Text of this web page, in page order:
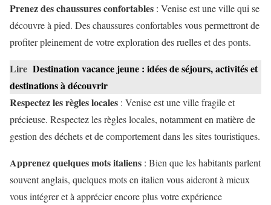
Prenez des chaussures confortables : Venise est une ville qui se
découvre à pied. Des chaussures confortables vous permettront de
profiter pleinement de votre exploration des ruelles et des ponts.
Lire Destination vacance jeune : idées de séjours, activités et
destinations à découvrir
Respectez les règles locales : Venise est une ville fragile et
précieuse. Respectez les règles locales, notamment en matière de
gestion des déchets et de comportement dans les sites touristiques.
Apprenez quelques mots italiens : Bien que les habitants parlent
souvent anglais, quelques mots en italien vous aideront à mieux
vous intégrer et à apprécier encore plus votre expérience